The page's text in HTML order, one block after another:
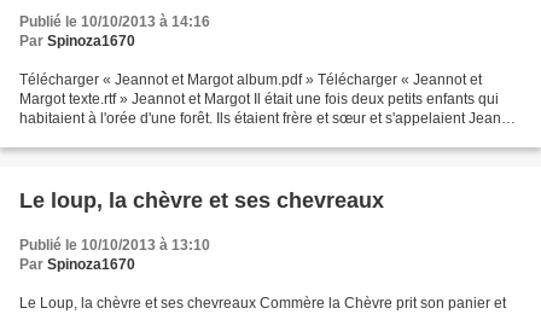
Publié le 10/10/2013 à 14:16
Par Spinoza1670
Télécharger « Jeannot et Margot album.pdf » Télécharger « Jeannot et
Margot texte.rtf » Jeannot et Margot Il était une fois deux petits enfants qui
habitaient à l'orée d'une forêt. Ils étaient frère et sœur et s'appelaient Jeannot
Le loup, la chèvre et ses chevreaux
Publié le 10/10/2013 à 13:10
Par Spinoza1670
Le Loup, la chèvre et ses chevreaux Commère la Chèvre prit son panier et